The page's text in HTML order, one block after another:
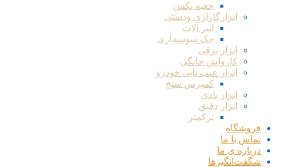
جعبه بکس
ابزارگاراژی ودستی
انبر آلات
جک سوسماری
ابزار برقی
کارواش خانگی
ابزار عیب یابی خودرو
کمپرس سنج
ابزار بادی
ابزار دقیق
ترکمتر
فروشگاه
تماس با ما
درباره ی ما
شگفت‌انگیزها